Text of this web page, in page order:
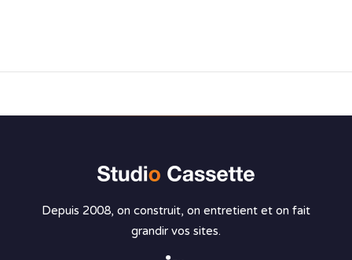
Depuis 2008, on construit, on entretient et on fait
grandir vos sites.